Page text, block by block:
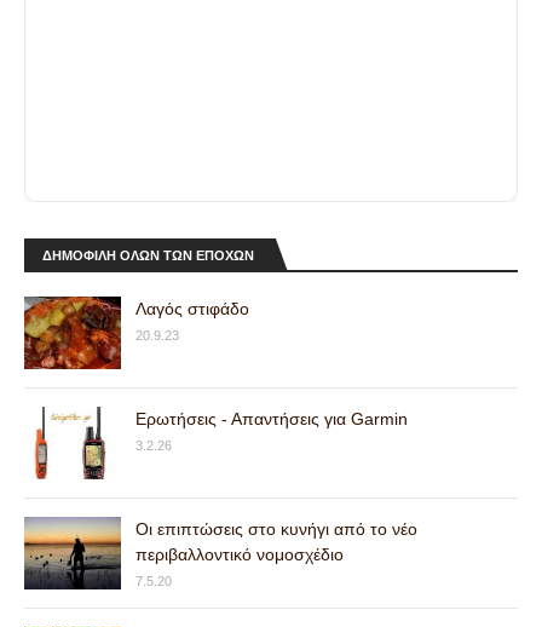
ΔΗΜΟΦΙΛΗ ΟΛΩΝ ΤΩΝ ΕΠΟΧΩΝ
Λαγός στιφάδο
20.9.23
Ερωτήσεις - Απαντήσεις για Garmin
3.2.26
Οι επιπτώσεις στο κυνήγι από το νέο
περιβαλλοντικό νομοσχέδιο
7.5.20